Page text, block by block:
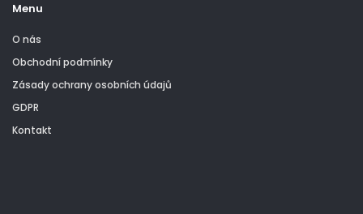
Menu
O nás
Obchodní podmínky
Zásady ochrany osobních údajů
GDPR
Kontakt